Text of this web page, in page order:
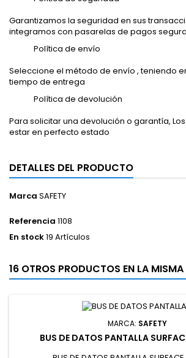
Garantizamos la seguridad en sus
integramos con pasarelas de pagos
Política de envío
Seleccione el método de envío , teniendo
tiempo de entrega
Política de devolución
Para solicitar una devolución o garantía,
estar en perfecto estado
DETALLES DEL PRODUCTO
Marca SAFETY
Referencia 1108
En stock19 Artículos
16 OTROS PRODUCTOS EN LA
MARCA: SAFETY
BUS DE DATOS PANTALLA